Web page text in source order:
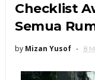
Checklist
Semua
by Mizan Yusof 8